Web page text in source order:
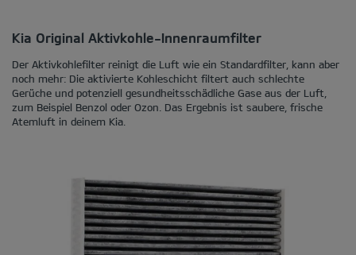
Kia Original Aktivkohle-Innenraumfilter
Der Aktivkohlefilter reinigt die Luft wie ein Standardfilter, kann aber
noch mehr: Die aktivierte Kohleschicht filtert auch schlechte
Gerüche und potenziell gesundheitsschädliche Gase aus der Luft,
zum Beispiel Benzol oder Ozon. Das Ergebnis ist saubere, frische
Atemluft in deinem Kia.